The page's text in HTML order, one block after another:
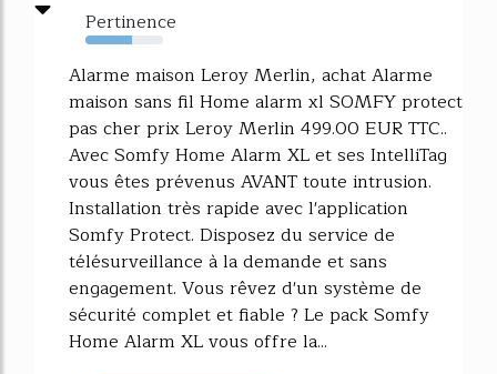
Pertinence
60%
Alarme maison Leroy Merlin, achat Alarme
maison sans fil Home alarm xl SOMFY protect
pas cher prix Leroy Merlin 499.00 EUR TTC..
Avec Somfy Home Alarm XL et ses IntelliTag
vous êtes prévenus AVANT toute intrusion.
Installation très rapide avec l'application
Somfy Protect. Disposez du service de
télésurveillance à la demande et sans
engagement. Vous rêvez d'un système de
sécurité complet et fiable ? Le pack Somfy
Home Alarm XL vous offre la...